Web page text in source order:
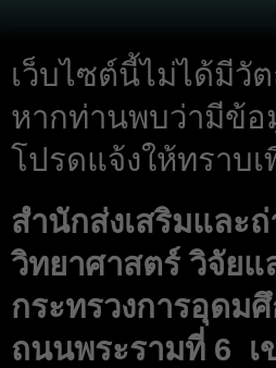
เว็บไซต์นี้ไม่ได้มีวั
หากท่านพบว่ามีข้อ
โปรดแจ้งให้ทราบ
สำนักส่งเสริมและ
วิทยาศาสตร์ วิจัยแ
กระทรวงการอุดม
ถนนพระรามที่ 6 เ